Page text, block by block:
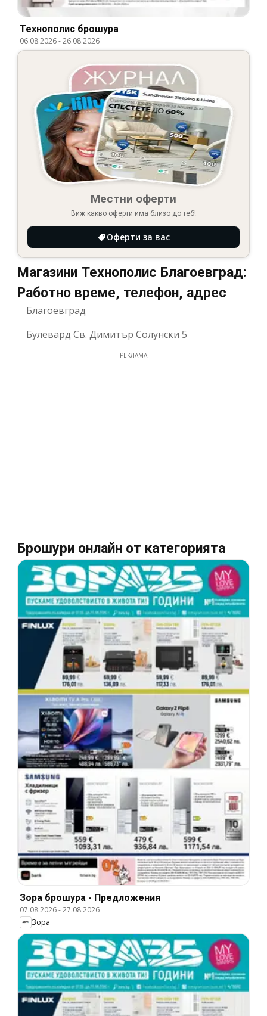
Технополис брошура
06.08.2026-26.08.2026
Местни оферти
Виж какво оферти има близо до теб!
Оферти за вас
Магазини Технополис Благоевград:
Работно време, телефон, адрес
Благоевград
Булевард Св. Димитър Солунски 5
РЕКЛАМА
Брошури онлайн от категорията
Зора брошура - Предложения
07.08.2026-27.08.2026
Зора